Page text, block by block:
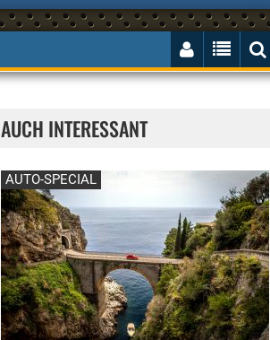
AUCH INTERESSANT
AUTO-SPECIAL